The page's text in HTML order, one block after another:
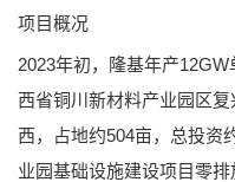
项目概况
2023年初，隆基年产
西省铜川新材料产业园区
西，占地约504亩，总投资
业园基础设施建设项目零